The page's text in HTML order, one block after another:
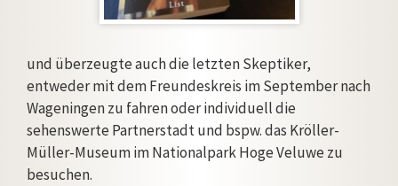
und überzeugte auch die letzten Skeptiker,
entweder mit dem Freundeskreis im September nach
Wageningen zu fahren oder individuell die
sehenswerte Partnerstadt und bspw. das Kröller-
Müller-Museum im Nationalpark Hoge Veluwe zu
besuchen.